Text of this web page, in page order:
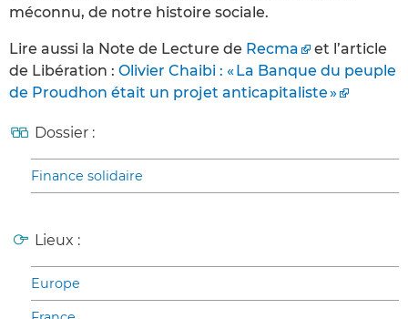
méconnu, de notre histoire sociale.
Lire aussi la Note de Lecture de Recma
et l’article
de Libération : Olivier Chaibi : « La Banque du peuple
de Proudhon était un projet anticapitaliste »
Dossier :
Finance solidaire
Lieux :
Europe